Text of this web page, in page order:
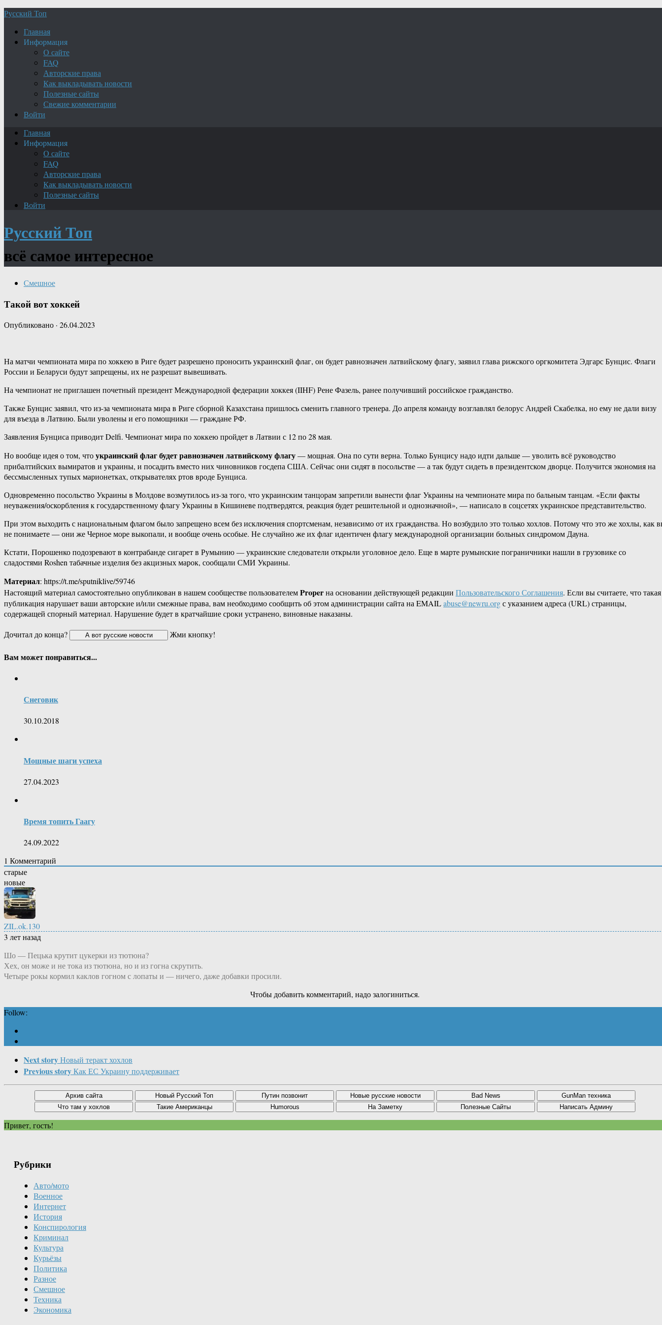
Русский Топ
Главная
Информация
О сайте
FAQ
Авторские права
Как выкладывать новости
Полезные сайты
Свежие комментарии
Войти
Главная
Информация
О сайте
FAQ
Авторские права
Как выкладывать новости
Полезные сайты
Войти
Русский Топ
всё самое интересное
Смешное
Такой вот хоккей
Опубликовано · 26.04.2023
На матчи чемпионата мира по хоккею в Риге будет разрешено проносить украинский флаг, он будет равнозначен латвийскому флагу, заявил глава рижского оргкомитета Эдгарс Бунцис. Флаги
России и Беларуси будут запрещены, их не разрешат вывешивать.
На чемпионат не приглашен почетный президент Международной федерации хоккея (IIHF) Рене Фазель, ранее получивший российское гражданство.
Также Бунцис заявил, что из-за чемпионата мира в Риге сборной Казахстана пришлось сменить главного тренера. До апреля команду возглавлял белорус Андрей Скабелка, но ему не дали визу
для въезда в Латвию. Были уволены и его помощники — граждане РФ.
Заявления Бунциса приводит Delfi. Чемпионат мира по хоккею пройдет в Латвии с 12 по 28 мая.
Но вообще идея о том, чтоукраинский флаг будет равнозначен латвийскому флагу— мощная. Она по сути верна. Только Бунцису надо идти дальше — уволить всё руководство
прибалтийских вымиратов и украины, и посадить вместо них чиновников госдепа США. Сейчас они сидят в посольстве — а так будут сидеть в президентском дворце. Получится экономия на
бессмысленных тупых марионетках, открывателях ртов вроде Бунциса.
Одновременно посольство Украины в Молдове возмутилось из-за того, что украинским танцорам запретили вынести флаг Украины на чемпионате мира по бальным танцам. «Если факты
неуважения/оскорбления к государственному флагу Украины в Кишиневе подтвердятся, реакция будет решительной и однозначной», — написало в соцсетях украинское представительство.
При этом выходить с национальным флагом было запрещено всем без исключения спортсменам, независимо от их гражданства. Но возбудило это только хохлов. Потому что это же хохлы, как
не понимаете — они же Черное море выкопали, и вообще очень особые. Не случайно же их флаг идентичен флагу международной организации больных синдромом Дауна.
Кстати, Порошенко подозревают в контрабанде сигарет в Румынию — украинские следователи открыли уголовное дело. Еще в марте румынские пограничники нашли в грузовике со
сладостями Roshen табачные изделия без акцизных марок, сообщали СМИ Украины.
Материал: https://t.me/sputniklive/59746
Настоящий материал самостоятельно опубликован в нашем сообществе пользователемProperна основании действующей редакции Пользовательского Соглашения. Если вы считаете, что такая
публикация нарушает ваши авторские и/или смежные права, вам необходимо сообщить об этом администрации сайта на EMAILabuse@newru.orgс указанием адреса (URL) страницы,
содержащей спорный материал. Нарушение будет в кратчайшие сроки устранено, виновные наказаны.
Дочитал до конца?
Жми кнопку!
Вам может понравиться...
Снеговик
30.10.2018
Мощные шаги успеха
27.04.2023
Время топить Гаагу
24.09.2022
1 Комментарий
старые
новые
ZIL.ok.130
3 лет назад
Шо — Пецька крутит цукерки из тютюна?
Хех, он може и не тока из тютюна, но и из гогна скрутить.
Четыре рокы кормил каклов гогном с лопаты и — ничего, даже добавки просили.
Чтобы добавить комментарий, надо залогиниться.
Follow:
Next storyНовый теракт хохлов
Previous storyКак ЕС Украину поддерживает
Привет, гость!
Рубрики
Авто/мото
Военное
Интернет
История
Конспирология
Криминал
Культура
Курьёзы
Политика
Разное
Смешное
Техника
Экономика